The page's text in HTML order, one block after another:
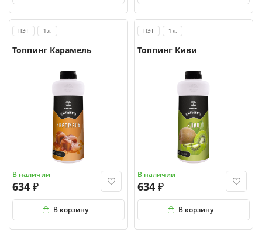
ПЭТ 1 л.
Топпинг Карамель
В наличии
634
В корзину
ПЭТ 1 л.
Топпинг Киви
В наличии
634
В корзину